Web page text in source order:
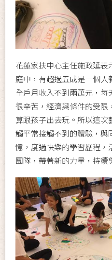
花蓮家扶中心主任施政延表
庭中，有超過五成是一個人
全戶月收入不到兩萬元，每
很辛苦，經濟與條件的受限
算跟孩子出去玩。所以這次
觸平常接觸不到的體驗，與
憶，度過快樂的學習歷程，
團隊，帶著新的力量，持續